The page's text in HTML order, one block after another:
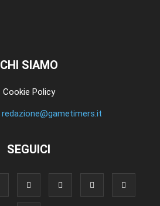
CHI SIAMO
Cookie Policy
redazione@gametimers.it
SEGUICI